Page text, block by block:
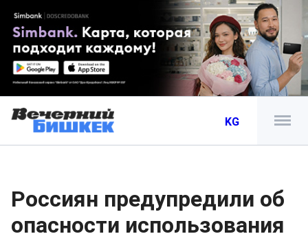
KG
Россиян предупредили об
опасности использования